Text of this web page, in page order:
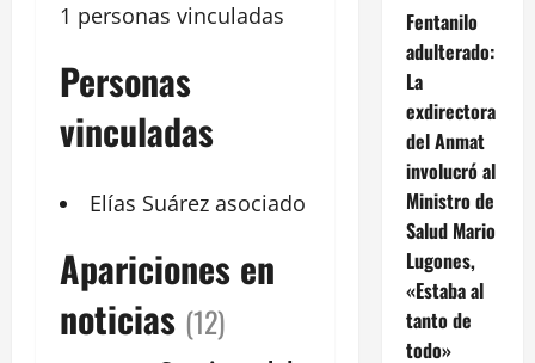
1 personas vinculadas
Personas
vinculadas
Elías Suárez asociado
Apariciones en
noticias (12)
Fentanilo
adulterado:
La
exdirectora
del Anmat
involucró al
Ministro de
Salud Mario
Lugones,
«Estaba al
tanto de
todo»